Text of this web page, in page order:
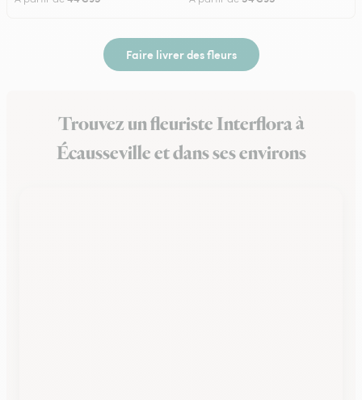
Faire livrer des fleurs
Trouvez un fleuriste Interflora à
Écausseville et dans ses environs